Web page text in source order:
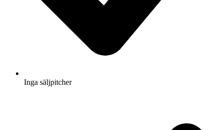
Inga säljpitcher